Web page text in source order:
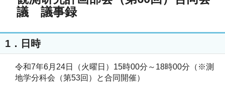
議 議事録
1．日時
令和7年6月24日（火曜日）15時00分～18時00分（※測
地学分科会（第53回）と合同開催）